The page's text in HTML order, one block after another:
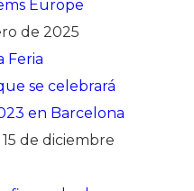
Europe
de 2025
Feria
se celebrará
en Barcelona
15 de diciembre